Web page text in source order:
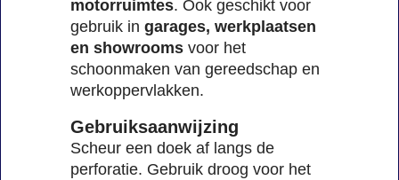
motorruimtes. Ook geschikt voor
gebruik in garages, werkplaatsen
en showrooms voor het
schoonmaken van gereedschap en
werkoppervlakken.
Gebruiksaanwijzing
Scheur een doek af langs de
perforatie. Gebruik droog voor het